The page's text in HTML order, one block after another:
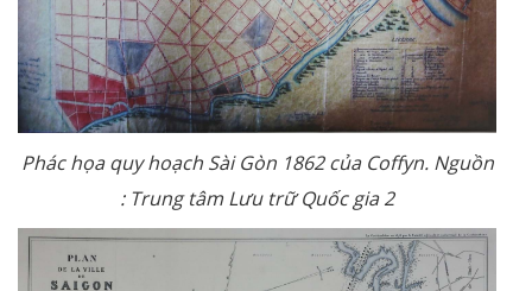
Phác họa quy hoạch Sài Gòn 1862 của Coffyn. Nguồn
: Trung tâm Lưu trữ Quốc gia 2